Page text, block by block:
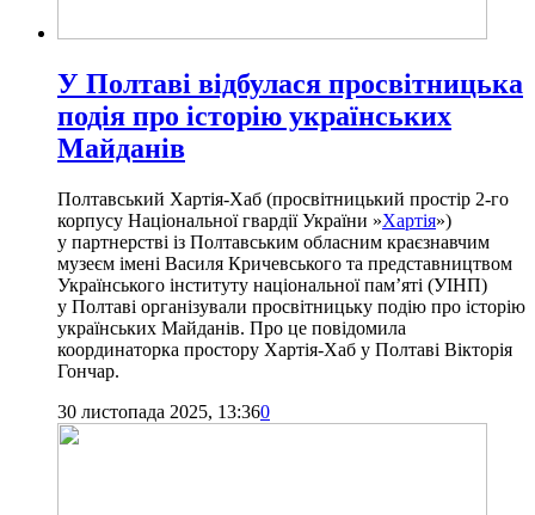
У Полтаві відбулася просвітницька
подія про історію українських
Майданів
Полтавський Хартія-Хаб (просвітницький простір 2-го
корпусу Національної гвардії України »Хартія»)
у партнерстві із Полтавським обласним краєзнавчим
музеєм імені Василя Кричевського та представництвом
Українського інституту національної пам’яті (УІНП)
у Полтаві організували просвітницьку подію про історію
українських Майданів. Про це повідомила
координаторка простору Хартія-Хаб у Полтаві Вікторія
Гончар.
30 листопада 2025, 13:360